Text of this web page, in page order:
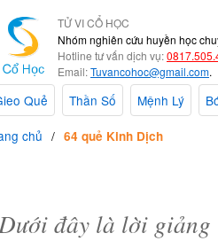
TỬ VI CỔ HỌC
Nhóm nghiên cứu huyền học
Hotline tư vấn dịch vụ:
Email:Tuvancohoc@gmail.com.
Quẻ Thần Số Mệnh Lý
chủ
64 quẻ Kinh Dịch
đây là lời giảng